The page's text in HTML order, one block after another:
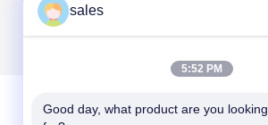
sales
5:52 PM
Good day, what product are you looking